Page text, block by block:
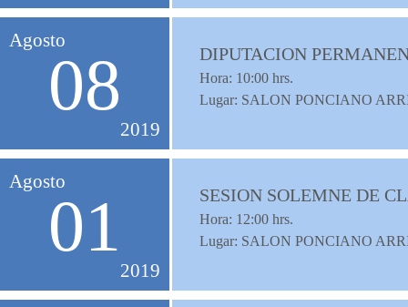
Agosto
08
2019
DIPUTACION
Hora: 10:00 hrs.
Lugar: SALON PONCIANO
Agosto
01
2019
SESION SOLEMNE DE
Hora: 12:00 hrs.
Lugar: SALON PONCIANO